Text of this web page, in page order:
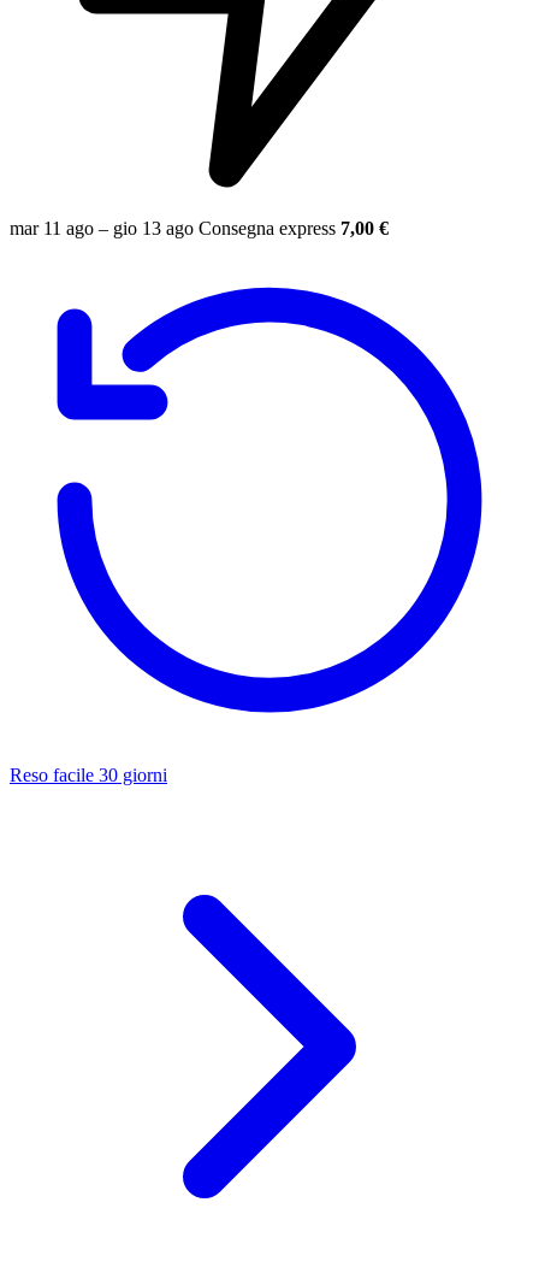
mar 11 ago – gio 13 ago Consegna express 7,00 €
Reso facile 30 giorni